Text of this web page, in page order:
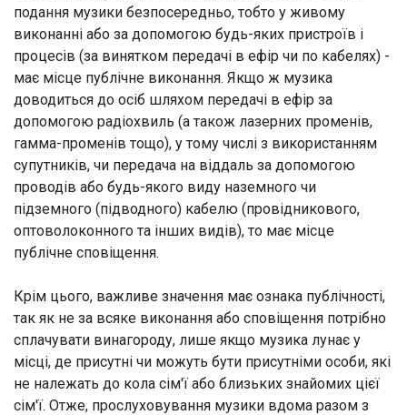
подання музики безпосередньо, тобто у живому
виконанні або за допомогою будь-яких пристроїв і
процесів (за винятком передачі в ефір чи по кабелях) -
має місце публічне виконання. Якщо ж музика
доводиться до осіб шляхом передачі в ефір за
допомогою радіохвиль (а також лазерних променів,
гамма-променів тощо), у тому числі з використанням
супутників, чи передача на віддаль за допомогою
проводів або будь-якого виду наземного чи
підземного (підводного) кабелю (провідникового,
оптоволоконного та інших видів), то має місце
публічне сповіщення.
Крім цього, важливе значення має ознака публічності,
так як не за всяке виконання або сповіщення потрібно
сплачувати винагороду, лише якщо музика лунає у
місці, де присутні чи можуть бути присутніми особи, які
не належать до кола сім'ї або близьких знайомих цієї
сім'ї. Отже, прослуховування музики вдома разом з